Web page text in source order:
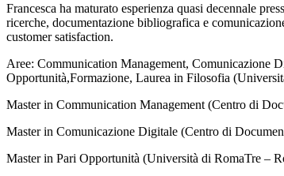
Francesca ha maturato esperienza quasi decennale
ricerche, documentazione bibliografica e
customer satisfaction.
Aree: Communication Management, Comunicazione
Opportunità,Formazione, Laurea in Filosofia
Master in Communication Management (Centro di
Master in Comunicazione Digitale (Centro di
Master in Pari Opportunità (Università di RomaTre –